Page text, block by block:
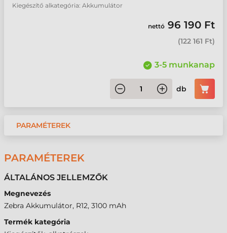
Kiegészítő alkategória: Akkumulátor
nettó 96 190 Ft
(122 161 Ft)
3-5 munkanap
db
PARAMÉTEREK
PARAMÉTEREK
ÁLTALÁNOS JELLEMZŐK
Megnevezés
Zebra Akkumulátor, R12, 3100 mAh
Termék kategória